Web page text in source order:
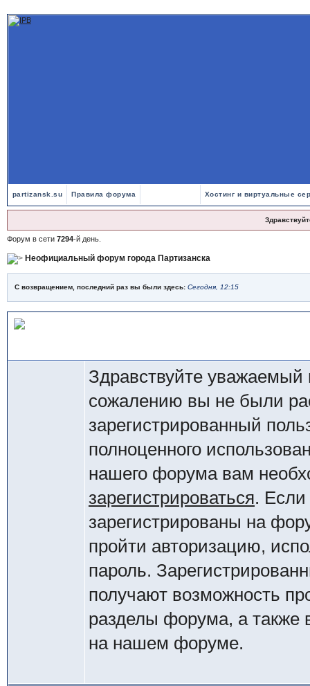
partizansk.su Правила форума Хостинг и виртуальные
Форум в сети 7294-й день.
Неофициальный форум города Партизанска
С возвращением, последний раз вы были здесь: Сегодня, 12:15
Здравствуйте уважаемый
сожалению вы не были
зарегистрированный
полноценного
нашего форума вам
зарегистрироваться.
зарегистрированы на
пройти авторизацию,
пароль.
получают возможность
разделы форума, а также
на нашем форуме.